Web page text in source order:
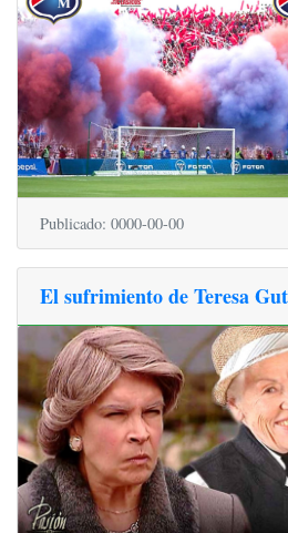
Publicado: 0000-00-00
El sufrimiento de Teresa